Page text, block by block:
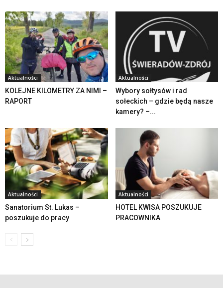
Aktualności
KOLEJNE KILOMETRY ZA NIMI –
RAPORT
Aktualności
Wybory sołtysów i rad
sołeckich – gdzie będą nasze
kamery? –...
Aktualności
Sanatorium St. Lukas –
poszukuje do pracy
Aktualności
HOTEL KWISA POSZUKUJE
PRACOWNIKA